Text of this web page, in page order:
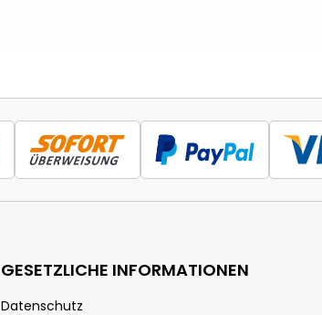
GESETZLICHE INFORMATIONEN
Datenschutz